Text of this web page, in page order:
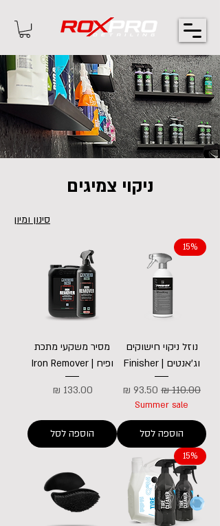
ניקוי צמיגים
סינון ומיון
15%
נוזל ניקוי חישוקים
וג'אנטים | Finisher
מחיר רגיל מחיר מבצע
Summer sale
הוספה לסל
מסיר משקעי מתכת
ופיח | Iron Remover
מחיר
הוספה לסל
15%